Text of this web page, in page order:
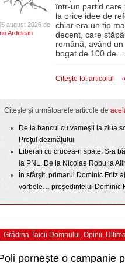
- 3 August 2026
cu o victorie
- 25 July 2026
Ziua Timișoarei – City Celebration.
ultimei zile
- 3 August 2026
Sărbătoarea continuă! Zeci de mii de
View all
august 2026 de
Ardelean
într-un partid care
la orice idee de
chiar era un tip
decent, care
română, având
bogat de 100 de
Citeşte tot articolul
Citeşte şi următoarele articole de
De la bancul cu vameşii la ziua
Preţul dezmăţului
Liberali cu crucea-n spate. S-a
la PNL. De la Nicolae Robu la
În sfârşit, primarul Dominic Fritz
vorbele… preşedintelui Dominic
Grădina Taicii Domnului, Opinii,
pornește o campanie